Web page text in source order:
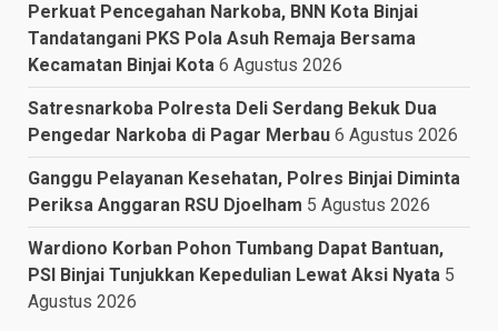
Perkuat Pencegahan Narkoba, BNN Kota Binjai
Tandatangani PKS Pola Asuh Remaja Bersama
Kecamatan Binjai Kota 6 Agustus 2026
Satresnarkoba Polresta Deli Serdang Bekuk Dua
Pengedar Narkoba di Pagar Merbau 6 Agustus 2026
Ganggu Pelayanan Kesehatan, Polres Binjai Diminta
Periksa Anggaran RSU Djoelham 5 Agustus 2026
Wardiono Korban Pohon Tumbang Dapat Bantuan,
PSI Binjai Tunjukkan Kepedulian Lewat Aksi Nyata 5
Agustus 2026